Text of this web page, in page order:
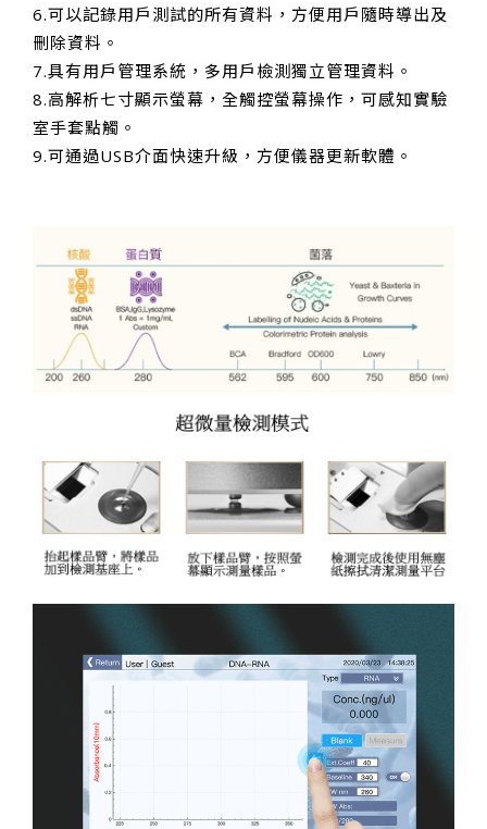
6.可以記錄用戶測試的所有資料，方便用戶隨時導出及
刪除資料。
7.具有用戶管理系統，多用戶檢測獨立管理資料。
8.高解析七寸顯示螢幕，全觸控螢幕操作，可感知實驗
室手套點觸。
9.可通過USB介面快速升級，方便儀器更新軟體。